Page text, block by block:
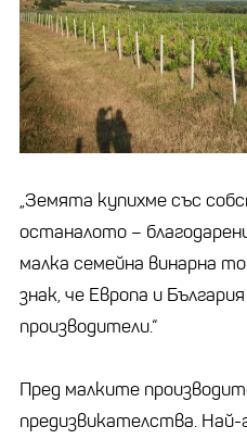
„Земята купихме със
останалото –
малка семейна винарна
знак, че Европа и
производители.“
Пред малките
предизвикателства. Най-